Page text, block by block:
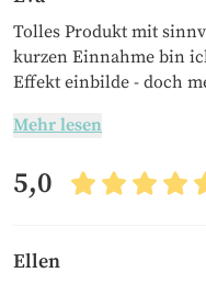
Tolles Produkt mit
kurzen Einnahme bin
Effekt einbilde - doch
Mehr lesen
5,0
Ellen